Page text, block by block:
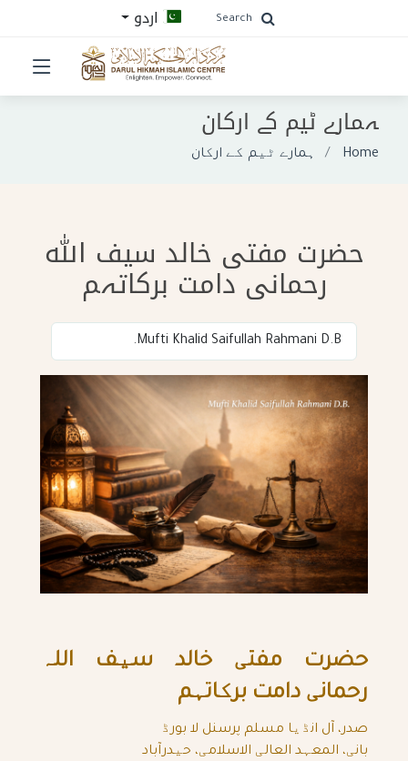
Search اردو
ہمارے ٹیم کے ارکان
Home ہمارے ٹیم کے ارکان
حضرت مفتی خالد سیف اللہ
رحمانی دامت برکاتہم
Mufti Khalid Saifullah Rahmani D.B.
حضرت مفتی خالد سیف اللہ
رحمانی دامت برکاتہم
صدر، آل انڈیا مسلم پرسنل لا بورڈ
بانی، المعہد العالی الاسلامی، حیدرآباد